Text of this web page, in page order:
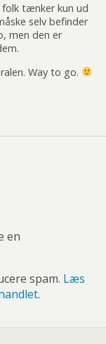
tænker kun ud
selv befinder
men den er
Way to go.
en
spam. Læs
.